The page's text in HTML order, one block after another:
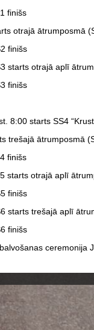
finišs
otrajā ātrumposmā
finišs
starts otrajā aplī
finišs
8:00 starts SS4
trešajā ātrumposmā
finišs
starts otrajā aplī
finišs
starts trešajā aplī
finišs
ceremonija